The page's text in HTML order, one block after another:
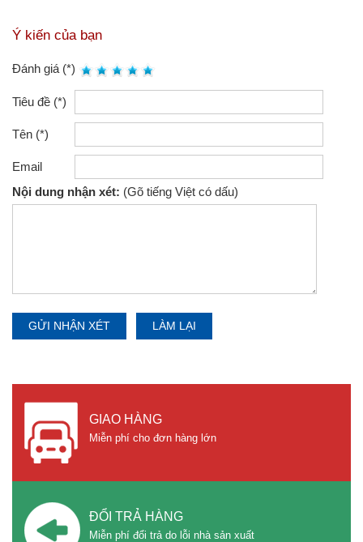
Ý kiến của bạn
Đánh giá (*)
Tiêu đề (*)
Tên (*)
Email
Nội dung nhận xét: (Gõ tiếng Việt có dấu)
GIAO HÀNG
Miễn phí cho đơn hàng lớn
ĐỔI TRẢ HÀNG
Miễn phí đổi trả do lỗi nhà sản xuất